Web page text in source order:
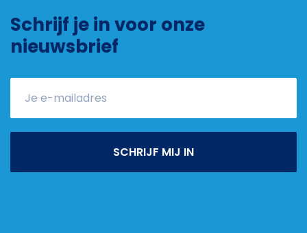
Schrijf je in voor onze
nieuwsbrief
SCHRIJF MIJ IN